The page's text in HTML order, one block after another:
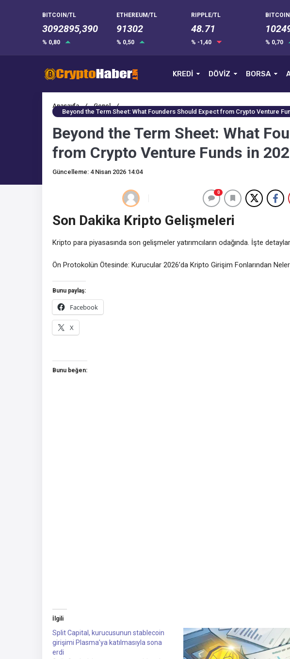
BITCOIN/TL
3092895,390
% 0,80
ETHEREUM/TL
91302
% 0,50
RIPPLE/TL
48.71
% -1,40 % 0,70
KREDİ DÖVİZ BORSA
Anasayfa / Genel
/
Beyond the Term Sheet: What Founders Should Expect from Crypto Venture
Beyond the Term Sheet: What
from Crypto Venture Funds in
Güncelleme: 4 Nisan 2026 14:04
0
Son Dakika Kripto Gelişmeleri
Kripto para piyasasında son gelişmeler yatırımcıların odağında. İşte
Ön Protokolün Ötesinde: Kurucular 2026’da Kripto Girişim Fonlarından
Bunu paylaş:
Facebook
X
Bunu beğen:
İlgili
Split Capital, kurucusunun stablecoin
girişimi Plasma’ya katılmasıyla sona
erdi